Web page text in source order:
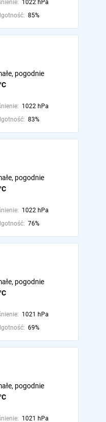
1022 hPa
85%
pogodnie
1022 hPa
83%
pogodnie
1022 hPa
76%
pogodnie
1021 hPa
69%
pogodnie
1021 hPa